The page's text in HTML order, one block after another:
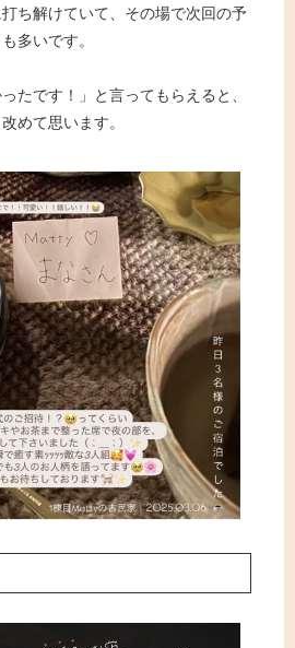
ち解けていて、その場で次回の予
多いです。
たです！」と言ってもらえると、
めて思います。